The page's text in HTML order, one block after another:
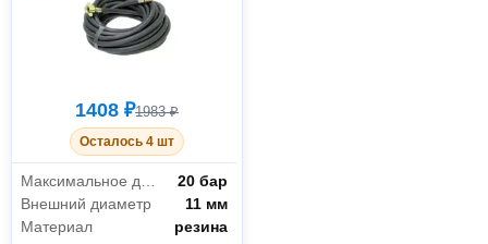
1408 ₽1983 ₽
Осталось 4 шт
20 бар
Внешний диаметр
11 мм
Материал
резина